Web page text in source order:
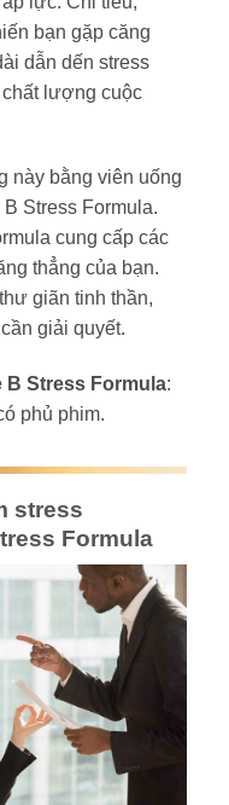
bạn gặp căng
dẫn dến stress
lượng cuộc
này bằng viên uống
Stress Formula.
cung cấp các
thẳng của bạn.
giãn tinh thần,
giải quyết.
Stress Formula:
phủ phim.
stress
Formula